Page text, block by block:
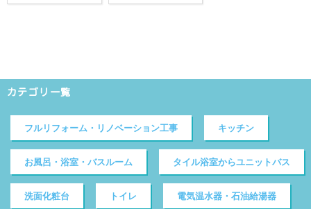
カテゴリ一覧
フルリフォーム・リノベーション工事 キッチン
お風呂・浴室・バスルーム タイル浴室からユニットバス
洗面化粧台 トイレ 電気温水器・石油給湯器